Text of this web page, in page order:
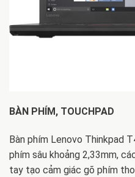
BÀN PHÍM, TOUCHPAD
Bàn phím Lenovo Thinkpad
phím sâu khoảng 2,33mm,
tay tạo cảm giác gõ phím